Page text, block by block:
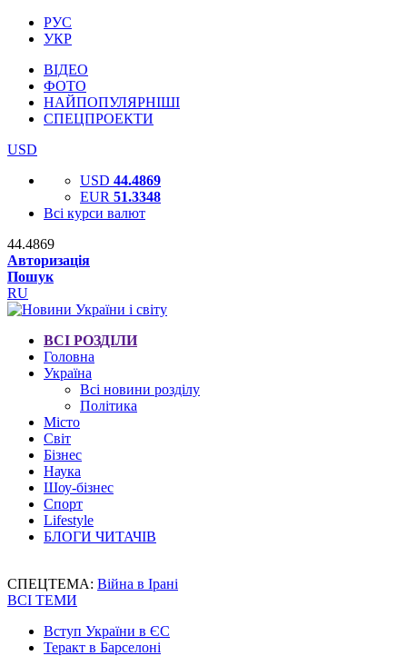
РУС
УКР
ВІДЕО
ФОТО
НАЙПОПУЛЯРНІШІ
СПЕЦПРОЕКТИ
USD
USD 44.4869
EUR 51.3348
Всі курси валют
44.4869
Авторизація
Пошук
RU
ВСІ РОЗДІЛИ
Головна
Україна
Всі новини розділу
Політика
Місто
Світ
Бізнес
Наука
Шоу-бізнес
Спорт
Lifestyle
БЛОГИ ЧИТАЧІВ
СПЕЦТЕМА: Війна в Ірані
ВСІ ТЕМИ
Вступ України в ЄС
Теракт в Барселоні